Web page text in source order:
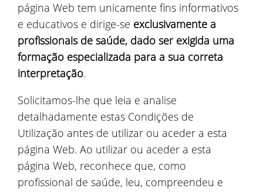
página Web tem unicamente fins informativos
e educativos e dirige-se exclusivamente a
profissionais de saúde, dado ser exigida uma
formação especializada para a sua correta
interpretação.
Solicitamos-lhe que leia e analise
detalhadamente estas Condições de
Utilização antes de utilizar ou aceder a esta
página Web. Ao utilizar ou aceder a esta
página Web, reconhece que, como
profissional de saúde, leu, compreendeu e